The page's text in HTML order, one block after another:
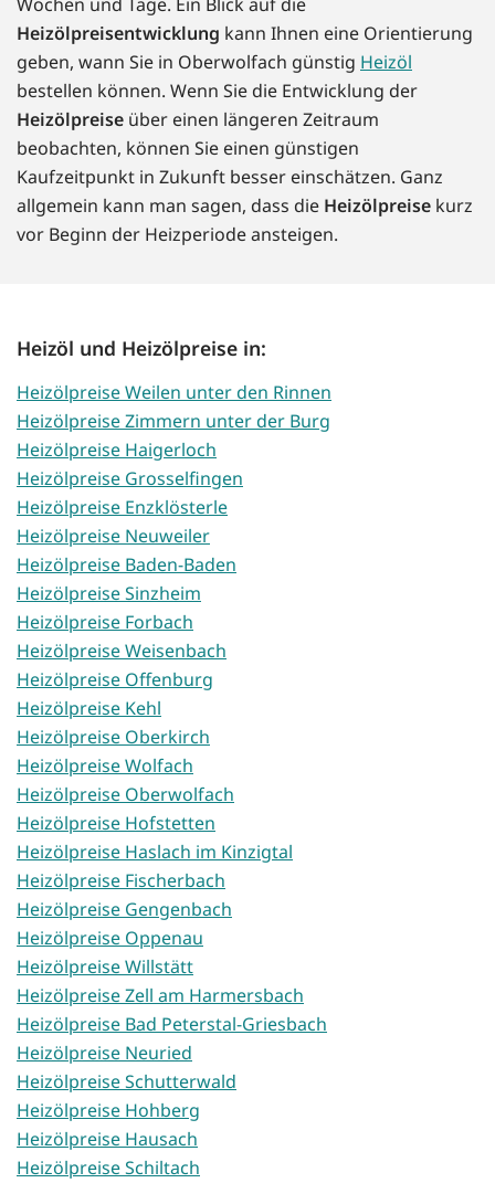
Heizölpreisentwicklung kann Ihnen eine Orientierung
geben, wann Sie in Oberwolfach günstig Heizöl
bestellen können. Wenn Sie die Entwicklung der
Heizölpreise über einen längeren Zeitraum
beobachten, können Sie einen günstigen
Kaufzeitpunkt in Zukunft besser einschätzen. Ganz
allgemein kann man sagen, dass die Heizölpreise kurz
vor Beginn der Heizperiode ansteigen.
Heizöl und Heizölpreise in:
Heizölpreise Weilen unter den Rinnen
Heizölpreise Zimmern unter der Burg
Heizölpreise Haigerloch
Heizölpreise Grosselfingen
Heizölpreise Enzklösterle
Heizölpreise Neuweiler
Heizölpreise Baden-Baden
Heizölpreise Sinzheim
Heizölpreise Forbach
Heizölpreise Weisenbach
Heizölpreise Offenburg
Heizölpreise Kehl
Heizölpreise Oberkirch
Heizölpreise Wolfach
Heizölpreise Oberwolfach
Heizölpreise Hofstetten
Heizölpreise Haslach im Kinzigtal
Heizölpreise Fischerbach
Heizölpreise Gengenbach
Heizölpreise Oppenau
Heizölpreise Willstätt
Heizölpreise Zell am Harmersbach
Heizölpreise Bad Peterstal-Griesbach
Heizölpreise Neuried
Heizölpreise Schutterwald
Heizölpreise Hohberg
Heizölpreise Hausach
Heizölpreise Schiltach